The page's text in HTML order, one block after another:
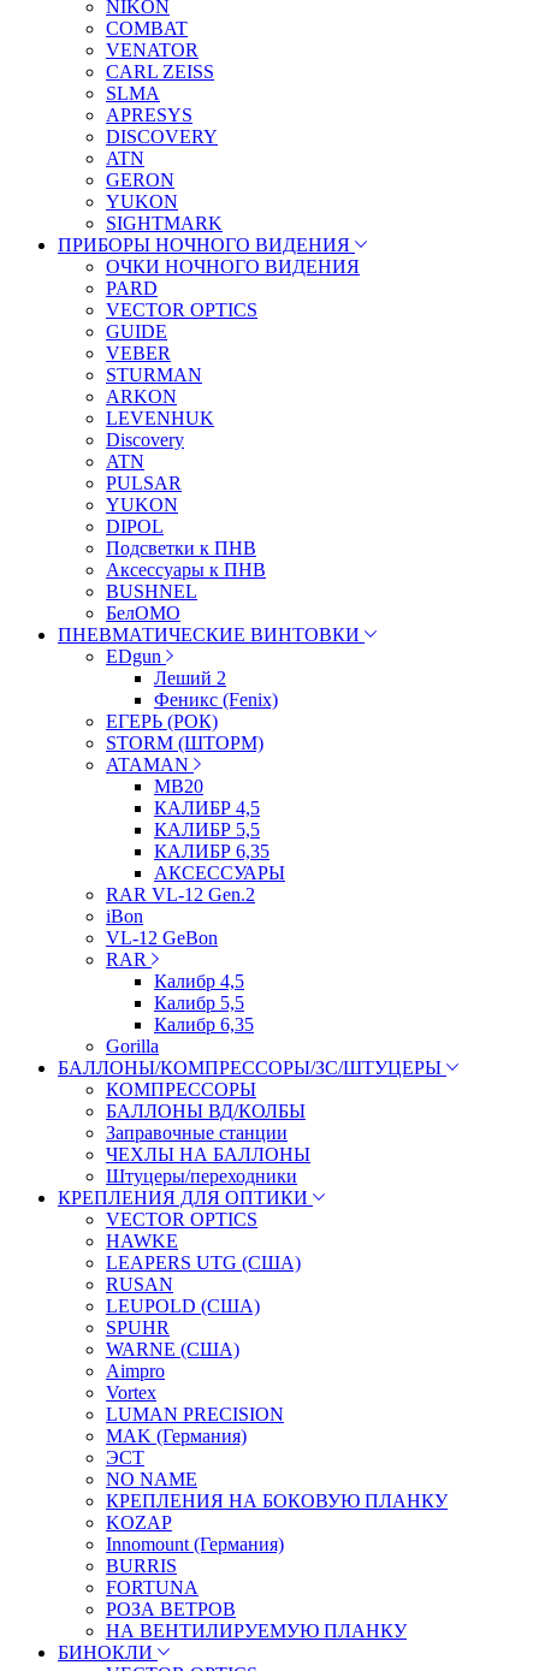
NIKON
COMBAT
VENATOR
CARL ZEISS
SLMA
APRESYS
DISCOVERY
ATN
GERON
YUKON
SIGHTMARK
ПРИБОРЫ НОЧНОГО ВИДЕНИЯ
ОЧКИ НОЧНОГО ВИДЕНИЯ
PARD
VECTOR OPTICS
GUIDE
VEBER
STURMAN
ARKON
LEVENHUK
Discovery
ATN
PULSAR
YUKON
DIPOL
Подсветки к ПНВ
Аксессуары к ПНВ
BUSHNEL
БелОМО
ПНЕВМАТИЧЕСКИЕ ВИНТОВКИ
EDgun
Леший 2
Феникс (Fenix)
ЕГЕРЬ (РОК)
STORM (ШТОРМ)
ATAMAN
МВ20
КАЛИБР 4,5
КАЛИБР 5,5
КАЛИБР 6,35
АКСЕССУАРЫ
RAR VL-12 Gen.2
iBon
VL-12 GeBon
RAR
Калибр 4,5
Калибр 5,5
Калибр 6,35
Gorilla
БАЛЛОНЫ/КОМПРЕССОРЫ/ЗС/ШТУЦЕРЫ
КОМПРЕССОРЫ
БАЛЛОНЫ ВД/КОЛБЫ
Заправочные станции
ЧЕХЛЫ НА БАЛЛОНЫ
Штуцеры/переходники
КРЕПЛЕНИЯ ДЛЯ ОПТИКИ
VECTOR OPTICS
HAWKE
LEAPERS UTG (США)
RUSAN
LEUPOLD (США)
SPUHR
WARNE (США)
Aimpro
Vortex
LUMAN PRECISION
MAK (Германия)
ЭСТ
NO NAME
КРЕПЛЕНИЯ НА БОКОВУЮ ПЛАНКУ
KOZAP
Innomount (Германия)
BURRIS
FORTUNA
РОЗА ВЕТРОВ
НА ВЕНТИЛИРУЕМУЮ ПЛАНКУ
БИНОКЛИ